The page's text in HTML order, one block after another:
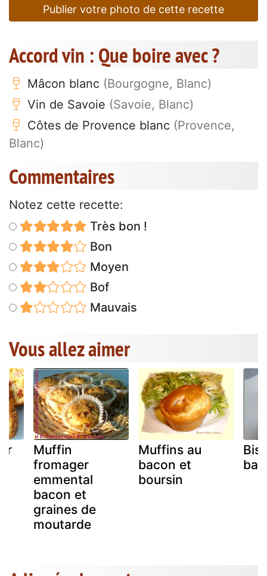
Publier votre photo de cette recette
Accord vin : Que boire avec ?
Mâcon blanc (Bourgogne, Blanc)
Vin de Savoie (Savoie, Blanc)
Côtes de Provence blanc (Provence,
Blanc)
Commentaires
Notez cette recette:
Très bon !
Bon
Moyen
Bof
Mauvais
Vous allez aimer
Muffin
fromager
emmental
bacon et
graines de
moutarde
Muffins au
bacon et
boursin